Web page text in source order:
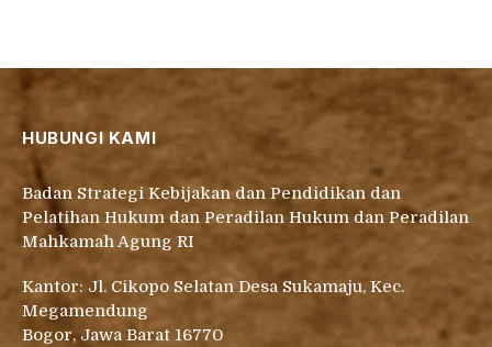
HUBUNGI KAMI
Badan Strategi Kebijakan dan Pendidikan dan
Pelatihan Hukum dan Peradilan Hukum dan Peradilan
Mahkamah Agung RI
Kantor: Jl. Cikopo Selatan Desa Sukamaju, Kec.
Megamendung
Bogor, Jawa Barat 16770